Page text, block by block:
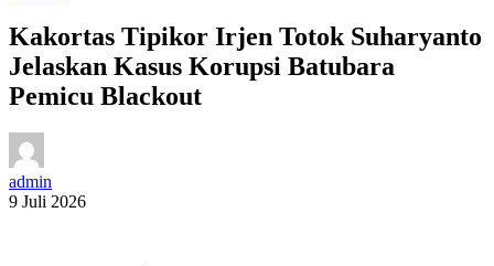
Kakortas Tipikor Irjen Totok Suharyanto
Jelaskan Kasus Korupsi Batubara
Pemicu Blackout
admin
9 Juli 2026